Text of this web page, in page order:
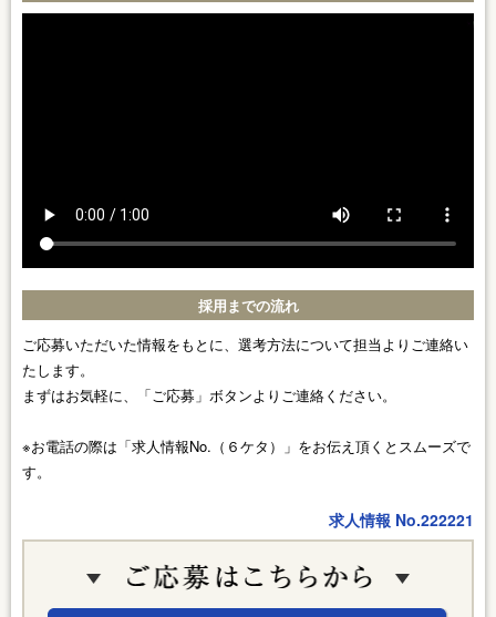
採用までの流れ
ご応募いただいた情報をもとに、選考方法について担当よりご連絡い
たします。
まずはお気軽に、「ご応募」ボタンよりご連絡ください。
※お電話の際は「求人情報No.（６ケタ）」をお伝え頂くとスムーズで
す。
求人情報 No.222221